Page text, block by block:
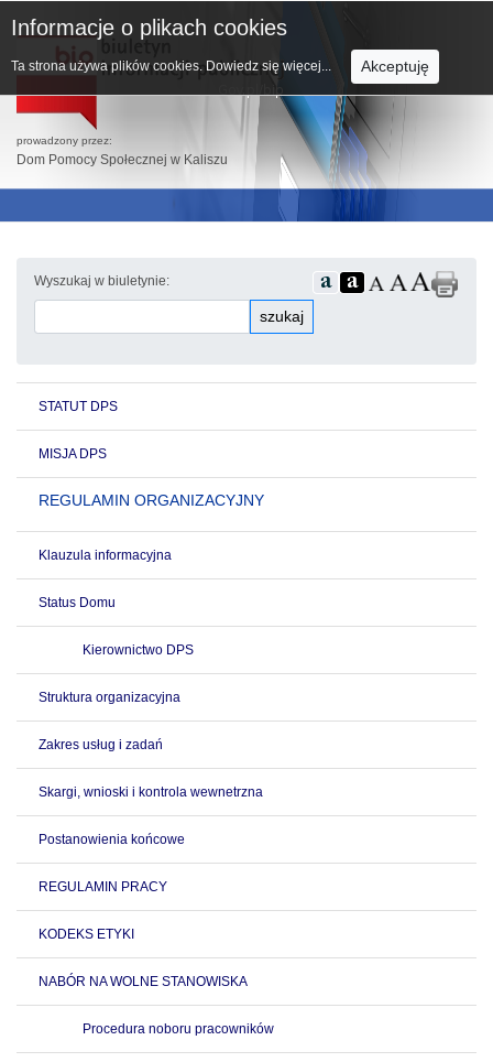
prowadzony przez:
Dom Pomocy Społecznej w Kaliszu
Wyszukaj w biuletynie:
szukaj
STATUT DPS
MISJA DPS
REGULAMIN ORGANIZACYJNY
Klauzula informacyjna
Status Domu
Kierownictwo DPS
Struktura organizacyjna
Zakres usług i zadań
Skargi, wnioski i kontrola wewnetrzna
Postanowienia końcowe
REGULAMIN PRACY
KODEKS ETYKI
NABÓR NA WOLNE STANOWISKA
Procedura noboru pracowników
Informacje o plikach cookies
Ta strona używa plików cookies. Dowiedz się więcej... Akceptuję